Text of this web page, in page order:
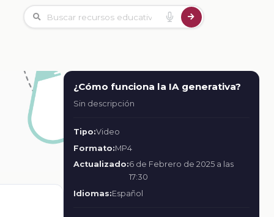
¿Cómo funciona la IA generativa?
Sin descripción
Tipo:Video
Formato:MP4
Actualizado:6 de Febrero de 2025 a las
17:30
Idiomas:Español